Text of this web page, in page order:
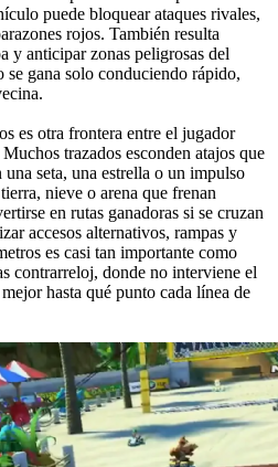
puede bloquear ataques rivales,
rojos. También resulta
y anticipar zonas peligrosas del
se gana solo conduciendo rápido,
es otra frontera entre el jugador
trazados esconden atajos que
seta, una estrella o un impulso
nieve o arena que frenan
en rutas ganadoras si se cruzan
accesos alternativos, rampas y
es casi tan importante como
contrarreloj, donde no interviene el
hasta qué punto cada línea de